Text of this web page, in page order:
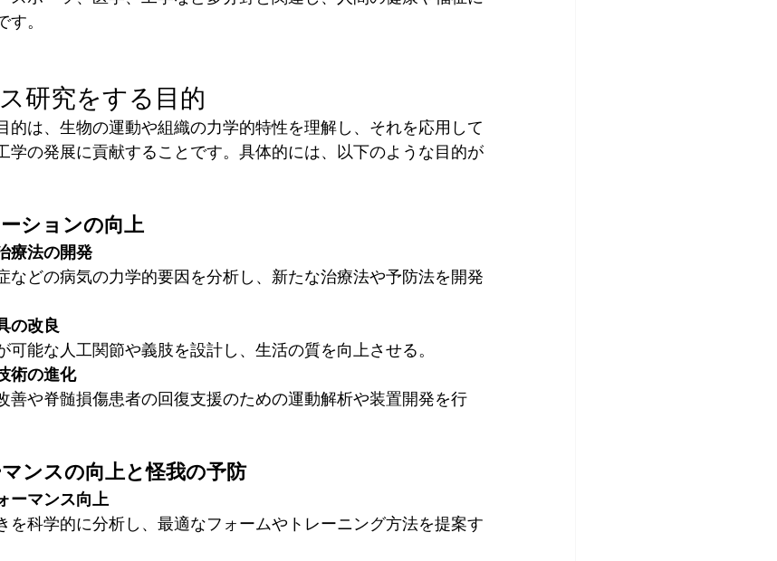
。
研究をする目的
的は、生物の運動や組織の力学的特性を理解し、それを応用して
学の発展に貢献することです。具体的には、以下のような目的が
ションの向上
療法の開発
などの病気の力学的要因を分析し、新たな治療法や予防法を開発
の改良
可能な人工関節や義肢を設計し、生活の質を向上させる。
術の進化
善や脊髄損傷患者の回復支援のための運動解析や装置開発を行
ンスの向上と怪我の予防
ーマンス向上
を科学的に分析し、最適なフォームやトレーニング方法を提案す